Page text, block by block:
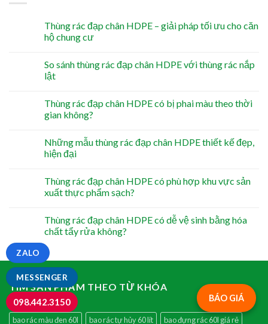
Thùng rác đạp chân HDPE – giải pháp tối ưu cho căn
hộ chung cư
So sánh thùng rác đạp chân HDPE với thùng rác nắp
lật
Thùng rác đạp chân HDPE có bị phai màu theo thời
gian không?
Những mẫu thùng rác đạp chân HDPE thiết kế đẹp,
hiện đại
Thùng rác đạp chân HDPE có phù hợp khu vực sản
xuất thực phẩm sạch?
Thùng rác đạp chân HDPE có dễ vệ sinh bằng hóa
chất tẩy rửa không?
TÌM SẢN PHẨM THEO TỪ KHÓA
bao rác màu đen 60l bao rác tự hủy 60 lít bao đựng rác 60l giá rẻ
BÁO GIÁ
MESSENGER
ZALO
098.442.3150